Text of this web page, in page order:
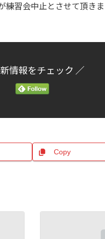
練習会中止とさせて頂き
情報をチェック ／
Copy